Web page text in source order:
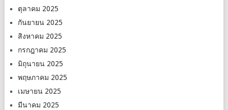
ตุลาคม 2025
กันยายน 2025
สิงหาคม 2025
กรกฎาคม 2025
มิถุนายน 2025
พฤษภาคม 2025
เมษายน 2025
มีนาคม 2025